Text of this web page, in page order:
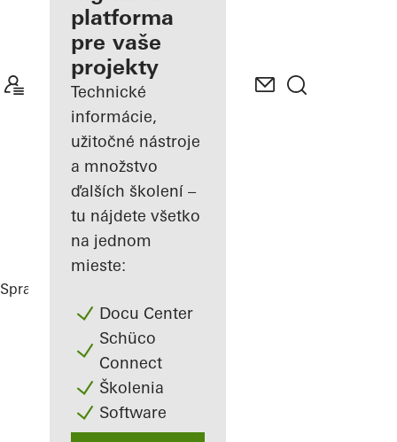
Spoznajte
"Moje
Pracovisko"
platforma
pre vaše
projekty
Technické
informácie,
užitočné nástroje
a množstvo
ďalších školení –
tu nájdete všetko
na jednom
mieste:
Docu Center
Schüco
Connect
Školenia
Software
Spracovatelia